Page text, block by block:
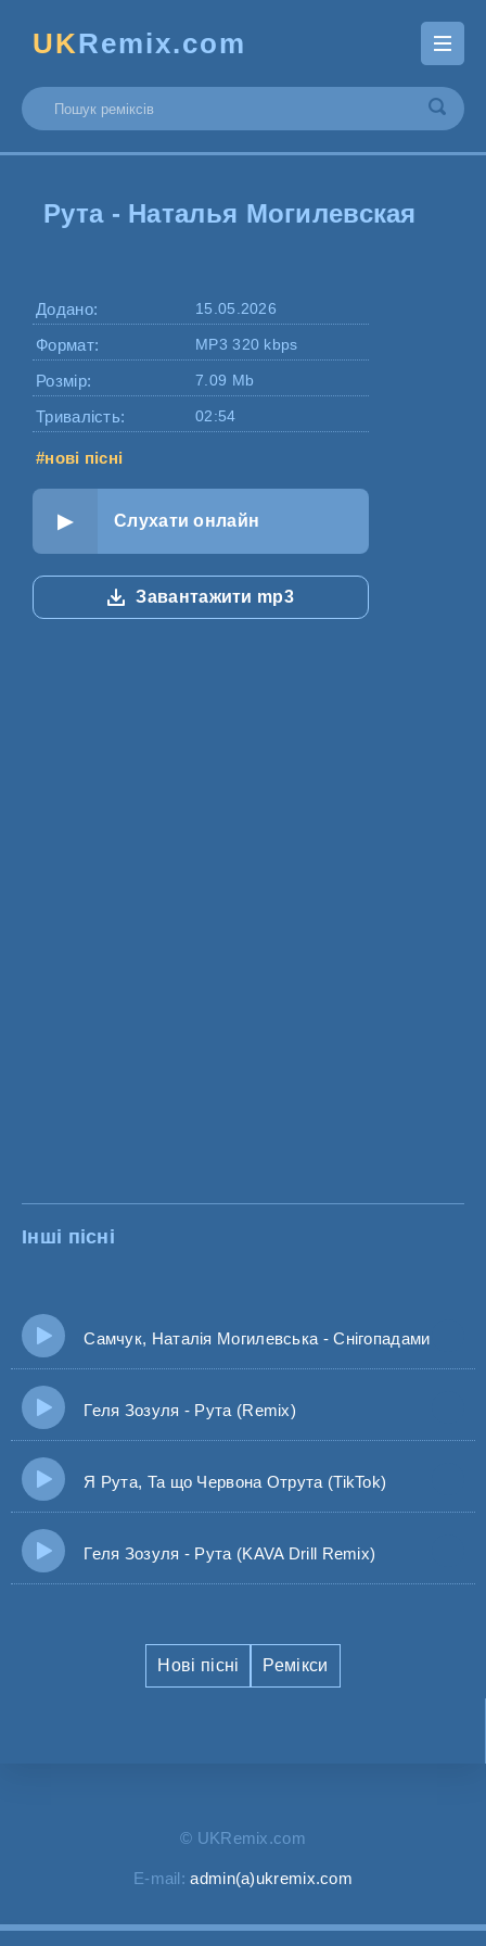
UKRemix.com
Рута - Наталья Могилевская
Додано: 15.05.2026
Формат: MP3 320 kbps
Розмір: 7.09 Mb
Тривалість: 02:54
#нові пісні
Слухати онлайн
Завантажити mp3
Інші пісні
Самчук, Наталія Могилевська - Снігопадами
Геля Зозуля - Рута (Remix)
Я Рута, Та що Червона Отрута (TikTok)
Геля Зозуля - Рута (KAVA Drill Remix)
Нові пісні Ремікси
© UKRemix.com
E-mail:admin(a)ukremix.com